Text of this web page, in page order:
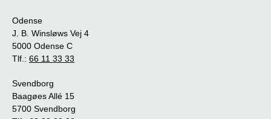
Odense
J. B. Winsløws Vej 4
5000 Odense C
Tlf.: 66 11 33 33
Svendborg
Baagøes Allé 15
5700 Svendborg